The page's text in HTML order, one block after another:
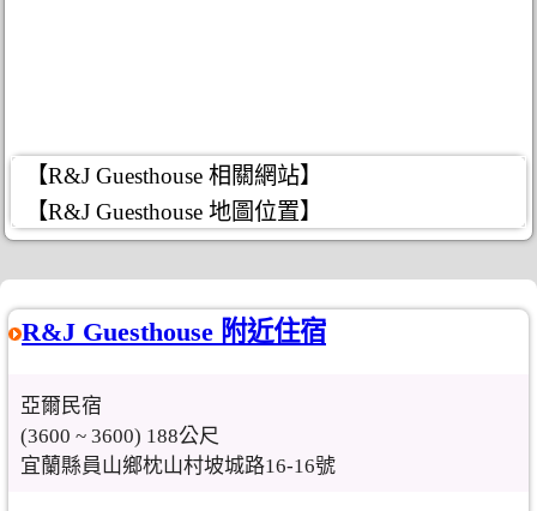
【R&J Guesthouse 相關網站】
【R&J Guesthouse 地圖位置】
R&J Guesthouse 附近住宿
亞爾民宿
(3600 ~ 3600) 188公尺
宜蘭縣員山鄉枕山村坡城路16-16號